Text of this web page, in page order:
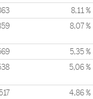
8,11 %
8,07 %
5,35 %
5,06 %
4,86 %